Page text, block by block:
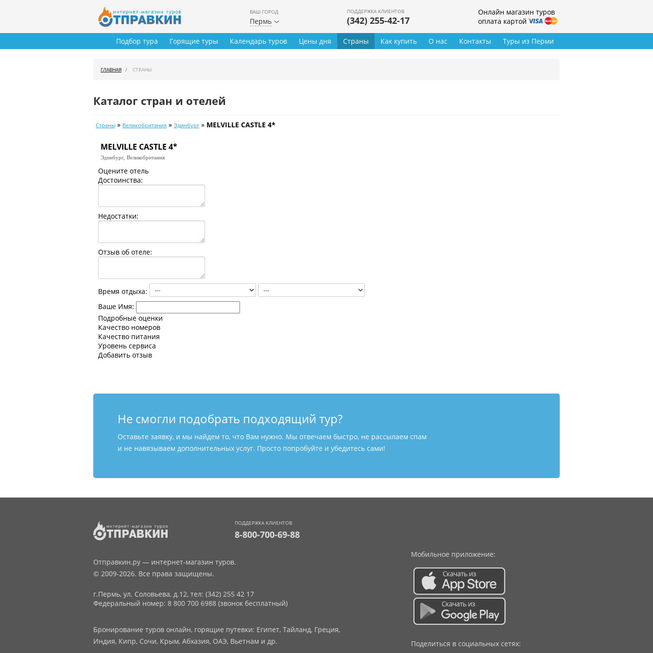
ВАШ ГОРОД
Пермь
ПОДДЕРЖКА КЛИЕНТОВ
(342) 255-42-17
Онлайн магазин туров
оплата картой
Туры из Перми
Подбор тура Горящие туры Календарь туров Цены дня Страны Как купить О нас Контакты
ГЛАВНАЯ СТРАНЫ
Каталог стран и отелей
Страны » Великобритания » Эдинбург » MELVILLE CASTLE 4*
MELVILLE CASTLE 4*
Эдинбург, Великобритания
Оцените отель
Достоинства:
Недостатки:
Отзыв об отеле:
Время отдыха:
Ваше Имя:
Подробные оценки
Качество номеров
Качество питания
Уровень сервиса
Добавить отзыв
Не смогли подобрать подходящий тур?
Оставьте заявку, и мы найдем то, что Вам нужно. Мы отвечаем быстро, не рассылаем спам
и не навязываем дополнительных услуг. Просто попробуйте и убедитесь сами!
ПОДДЕРЖКА КЛИЕНТОВ
8-800-700-69-88
Отправкин.ру — интернет-магазин туров.
© 2009-2026. Все права защищены.
г.Пермь, ул. Соловьева, д.12, тел: (342) 255 42 17
Федеральный номер: 8 800 700 6988 (звонок бесплатный)
Бронирование туров онлайн, горящие путевки: Египет, Тайланд, Греция,
Индия, Кипр, Сочи, Крым, Абхазия, ОАЭ, Вьетнам и др.
Мобильное приложение:
Поделиться в социальных сетях: